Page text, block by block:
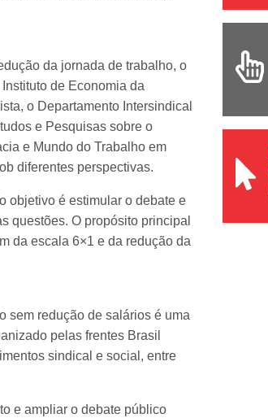
da jornada de trabalho, o
de Economia da
o Departamento Intersindical
e Pesquisas sobre o
e Mundo do Trabalho em
diferentes perspectivas.
objetivo é estimular o debate e
questões. O propósito principal
da escala 6×1 e da redução da
sem redução de salários é uma
pelas frentes Brasil
sindical e social, entre
e ampliar o debate público